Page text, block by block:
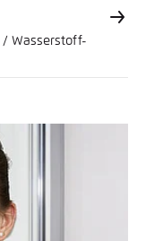
/ Wasserstoff-